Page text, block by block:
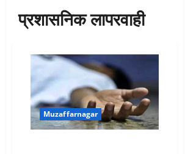
प्रशासनिक लापरवाही
Muzaffarnagar